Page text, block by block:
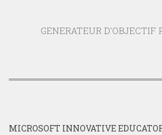
GENERATEUR D'OBJECTIF
MICROSOFT INNOVATIVE